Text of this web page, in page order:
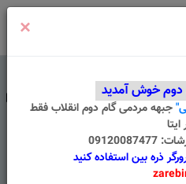
×
دوم خوش آمدید
جبهه مردمی گام دوم انقلابفقط
ایتا
ذره بین استفاده کنید